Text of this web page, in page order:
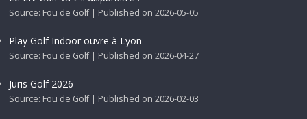
Source: Fou de Golf Published on 2026-05-05
Play Golf Indoor ouvre à Lyon
Source: Fou de Golf Published on 2026-04-27
Juris Golf 2026
Source: Fou de Golf Published on 2026-02-03